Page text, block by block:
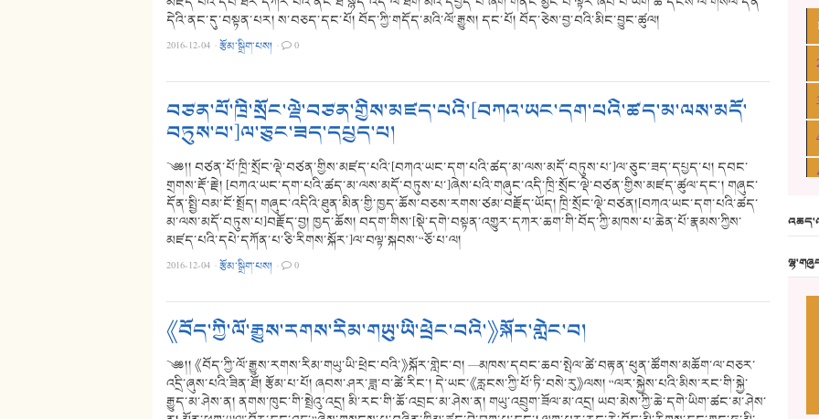
དེའི་ནང་དུ་བསྟན་པར། ས་བཅད་དང་པོ། བོད་ཀྱི་གདོད་མའི་ལོ་རྒྱུས། དང་པོ། བོད་ཅེས་བྱ་བའི་མིང་བྱུང་ཚུལ།
2016-12-04 ·རྩོམ་སྒྲིག་པས། · 0
བཙན་པོ་ཁྲི་སྲོང་ལྡེ་བཙན་གྱིས་མཛད་པའི་[བཀའ་ཡང་དག་པའི་ཚད་མ་ལས་མདོ་
བཏུས་པ་]ལ་ཅུང་ཟད་དཔྱད་པ།
༄༅།། བཙན་པོ་ཁྲི་སྲོང་ལྡེ་བཙན་གྱིས་མཛད་པའི་[བཀའ་ཡང་དག་པའི་ཚད་མ་ལས་མདོ་བཏུས་པ་]ལ་ཅུང་ཟད་དཔྱད་པ། དབང་
གྲགས་རྡོ་རྗེ། [བཀའ་ཡང་དག་པའི་ཚད་མ་ལས་མདོ་བཏུས་པ་]ཞེས་པའི་གཞུང་འདི་ཁྲི་སྲོང་ལྡེ་བཙན་གྱིས་མཛད་ཚུལ་དང༌། གཞུང་
དོན་སྤྱི་བམ་ངོ་སྤྲོད། གཞུང་འདིའི་ཐུན་མིན་གྱི་ཁྱད་ཆོས་བཅས་རགས་ཙམ་བརྗོད་ཡོད། ཁྲི་སྲོང་ལྡེ་བཙན།[བཀའ་ཡང་དག་པའི་ཚད་
མ་ལས་མདོ་བཏུས་པ]བརྗོད་བྱ། ཁྱད་ཆོས། བདག་གིས་[སྡེ་དགེ་བསྟན་འགྱུར་དཀར་ཆག་གི་བོད་ཀྱི་མཁས་པ་ཆེན་པོ་རྣམས་ཀྱིས་
མཛད་པའི་དཔེ་དཀོན་པ་ཅི་རིགས་སྐོར་]ལ་བལྟ་སྐབས་“ཅོ་པ་ལ།
2016-12-04 ·རྩོམ་སྒྲིག་པས། · 0
《བོད་ཀྱི་ལོ་རྒྱུས་རགས་རིམ་གཡུ་ཡི་ཕྲེང་བའི་》སྐོར་གླེང་བ།
༄༅།། 《བོད་ཀྱི་ལོ་རྒྱུས་རགས་རིམ་གཡུ་ཡི་ཕྲེང་བའི་》སྐོར་གླེང་བ། —མཁས་དབང་ཆབ་སྤེལ་ཚེ་བརྟན་ཕུན་ཚོགས་མཆོག་ལ་བཅར་
འདྲི་ཞུས་པའི་ཟིན་ཐོ། རྩོམ་པ་པོ། ཞབས་ཤར་ཟླ་བ་ཚེ་རིང་། དེ་ཡང་《རླངས་ཀྱི་པོ་ཏི་བསེ་རུ》ལས། “ལར་སྐྱེས་པའི་མིས་རང་གི་སྐྱེ་
རྒྱུད་མ་ཤེས་ན། ནགས་ཁུང་གི་སྤྲེའུ་འདྲ། མི་རང་གི་ཆོ་འབྲང་མ་ཤེས་ན། གཡུ་འབྲུག་ཟོལ་མ་འདྲ། ཡབ་མེས་ཀྱི་ཆེ་དགེ་ཡིག་ཚང་མ་ཤེས་